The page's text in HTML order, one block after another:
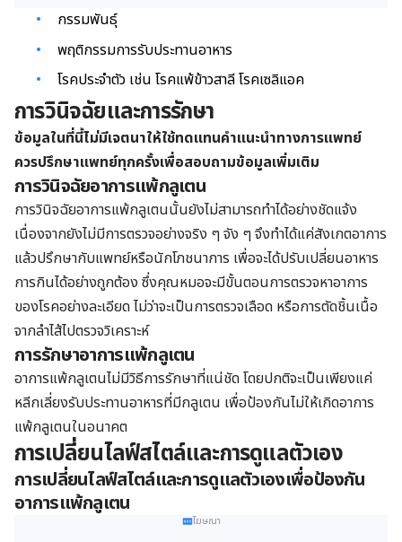
กรรมพันธุ์
พฤติกรรมการรับประทานอาหาร
โรคประจำตัว เช่น โรคแพ้ข้าวสาลี โรคเซลิแอค
การวินิจฉัยและการรักษา
ข้อมูลในที่นี้ไม่มีเจตนาให้ใช้ทดแทนคำแนะนำทางการแพทย์
ควรปรึกษาแพทย์ทุกครั้งเพื่อสอบถามข้อมูลเพิ่มเติม
การวินิจฉัยอาการแพ้กลูเตน
การวินิจฉัยอาการแพ้กลูเตนนั้นยังไม่สามารถทำได้อย่างชัดแจ้ง
เนื่องจากยังไม่มีการตรวจอย่างจริง ๆ จัง ๆ จึงทำได้แค่สังเกตอาการ
แล้วปรึกษากับแพทย์หรือนักโภชนาการ เพื่อจะได้ปรับเปลี่ยนอาหาร
การกินได้อย่างถูกต้อง ซึ่งคุณหมอจะมีขั้นตอนการตรวจหาอาการ
ของโรคอย่างละเอียด ไม่ว่าจะเป็นการตรวจเลือด หรือการตัดชิ้นเนื้อ
จากลำไส้ไปตรวจวิเคราะห์
การรักษาอาการแพ้กลูเตน
อาการแพ้กลูเตนไม่มีวิธีการรักษาที่แน่ชัด โดยปกติจะเป็นเพียงแค่
หลีกเลี่ยงรับประทานอาหารที่มีกลูเตน เพื่อป้องกันไม่ให้เกิดอาการ
แพ้กลูเตนในอนาคต
การเปลี่ยนไลฟ์สไตล์และการดูแลตัวเอง
การเปลี่ยนไลฟ์สไตล์และการดูแลตัวเองเพื่อป้องกัน
อาการแพ้กลูเตน
โฆษณา